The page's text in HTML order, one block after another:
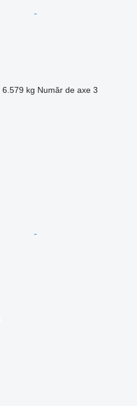
6.579 kg Număr de axe 3